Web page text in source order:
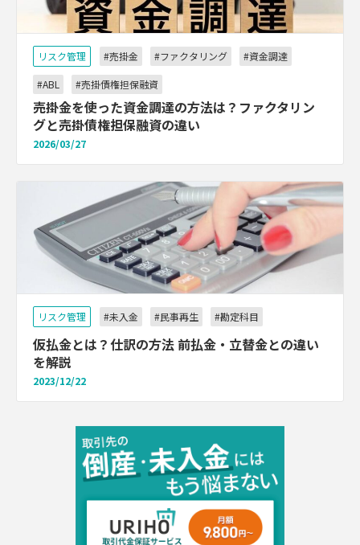
リスク管理 #売掛金 #ファクタリング #資金調達
#ABL #売掛債権担保融資
売掛金を使った資金調達の方法は？ファクタリン
グと売掛債権担保融資の違い
2026/03/27
リスク管理 #未入金 #民事再生 #勘定科目
仮払金とは？仕訳の方法 前払金・立替金との違い
を解説
2023/12/22